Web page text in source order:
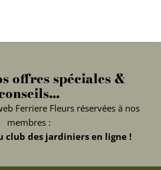
offres spéciales &
Ferriere Fleurs réservées à nos
membres :
club des jardiniers en ligne !